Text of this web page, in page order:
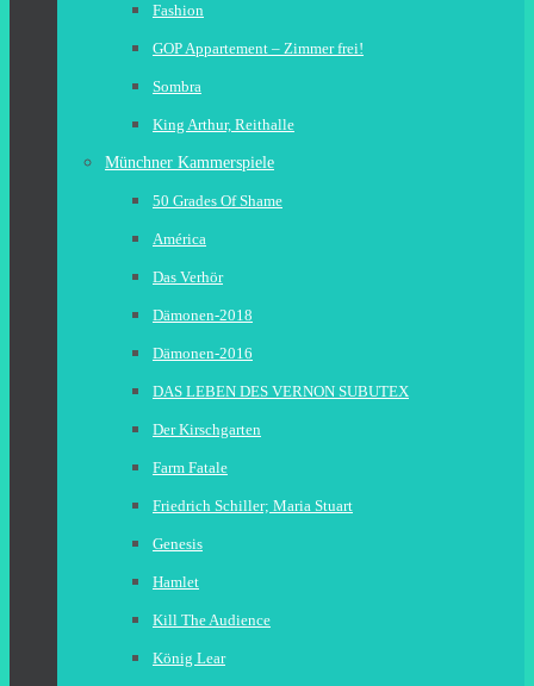
Fashion
GOP Appartement – Zimmer frei!
Sombra
King Arthur, Reithalle
Münchner Kammerspiele
50 Grades Of Shame
América
Das Verhör
Dämonen-2018
Dämonen-2016
DAS LEBEN DES VERNON SUBUTEX
Der Kirschgarten
Farm Fatale
Friedrich Schiller; Maria Stuart
Genesis
Hamlet
Kill The Audience
König Lear